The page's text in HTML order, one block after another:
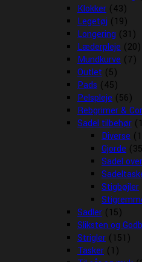
Klokker (43)
Legetøj (19)
Longering (31)
Læderpleje (20)
Mundkurve (7)
Outlet (5)
Pads (45)
Pelspleje (56)
Rebgrimer &
Sadel tilbehør
Diverse
Gjorde
Sadel
Stigbøjler
Sadler (15)
Sliksten og
Strigler (151)
Tasker (1)